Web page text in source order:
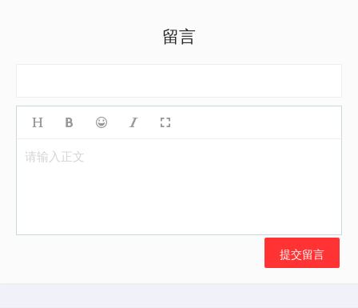
留言
请输入正文
提交留言